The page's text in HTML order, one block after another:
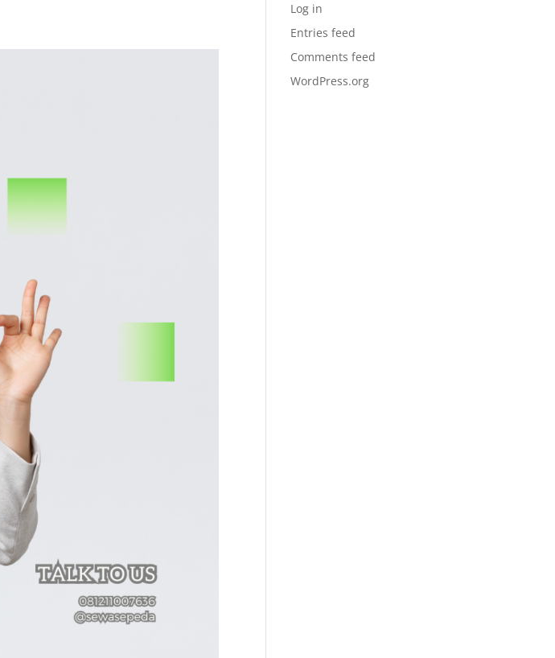
Log in
Entries feed
Comments feed
WordPress.org